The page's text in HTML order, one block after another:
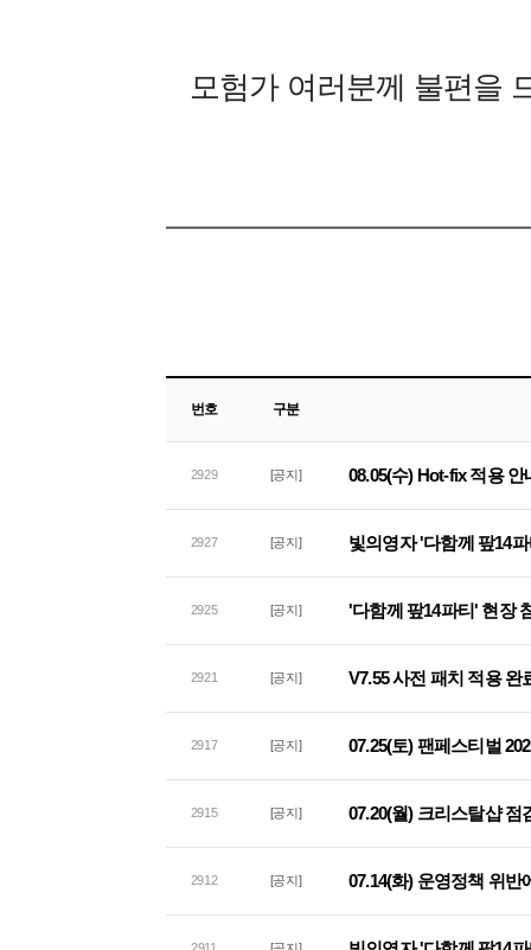
모험가 여러분께 불편을
번호 구분
2929 [공지] 08.05(수) Hot-fix 적용 안
2927 [공지] 빛의영자 '다함께 팦14
2925 [공지] '다함께 팦14파티' 현장
2921 [공지] V7.55 사전 패치 적용 완
2917 [공지] 07.25(토) 팬페스티벌
2915 [공지] 07.20(월) 크리스탈샵 점
2912 [공지] 07.14(화) 운영정책 위반